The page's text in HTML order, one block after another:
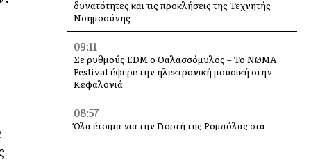
δυνατότητες και τις προκλήσεις της Τεχνητής
Νοημοσύνης
09:11
Σε ρυθμούς EDM ο Θαλασσόμυλος – Το NØMA
Festival έφερε την ηλεκτρονική μουσική στην
Κεφαλονιά
08:57
Όλα έτοιμα για την Γιορτή της Ρομπόλας στα